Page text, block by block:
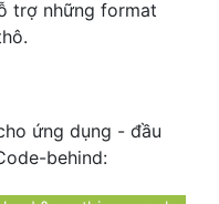
trợ những format
ứng dụng - đầu
behind: